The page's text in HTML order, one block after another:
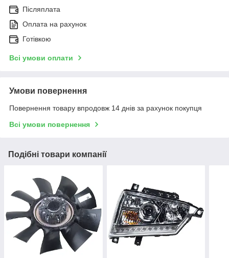
Післяплата
Оплата на рахунок
Готівкою
Всі умови оплати
Умови повернення
Повернення товару впродовж 14 днів за рахунок покупця
Всі умови повернення
Подібні товари компанії